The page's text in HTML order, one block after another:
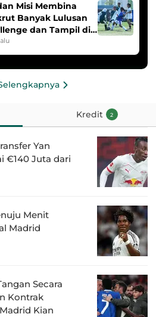
Misi Membina
Banyak Lulusan
dan Tampil di
League
Kredit 2
Yan
€140 Juta dari
Menit
Madrid
Secara
Kontrak
Kian